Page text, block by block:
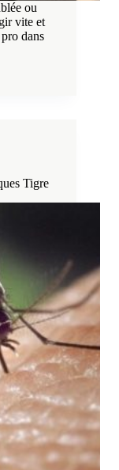
ou
vite et
dans
Tigre